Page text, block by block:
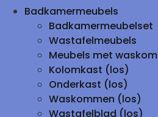
Badkamermeubels
Badkamermeubelset
Wastafelmeubels
Meubels met waskom
Kolomkast (los)
Onderkast (los)
Waskommen (los)
Wastafelblad (los)